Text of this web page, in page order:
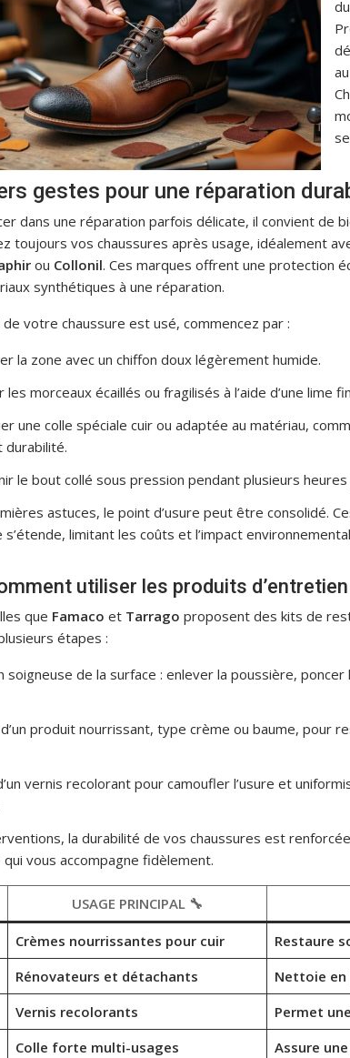
gestes pour une réparation
dans une réparation parfois délicate, il convient de
toujours vos chaussures après usage, idéalement
ou Collonil. Ces marques offrent une protection
synthétiques à une réparation.
votre chaussure est usé, commencez par :
la zone avec un chiffon doux légèrement humide.
morceaux écaillés ou fragilisés à l’aide d’une lime
une colle spéciale cuir ou adaptée au matériau,
durabilité.
le bout collé sous pression pendant plusieurs
astuces, le point d’usure peut être consolidé.
limitant les coûts et l’impact
utiliser les produits
que Famaco et Tarrago proposent des kits de
étapes :
soigneuse de la surface : enlever la poussière,
d’un produit nourrissant, type crème ou baume, pour
vernis recolorant pour camoufler l’usure et
la durabilité de vos chaussures est
vous accompagne fidèlement.
USAGE PRINCIPAL 🔧
Crèmes nourrissantes pour cuir
Restaure
Rénovateurs et détachants
Nettoie en
Vernis recolorants
Permet
Colle forte multi-usages Assure